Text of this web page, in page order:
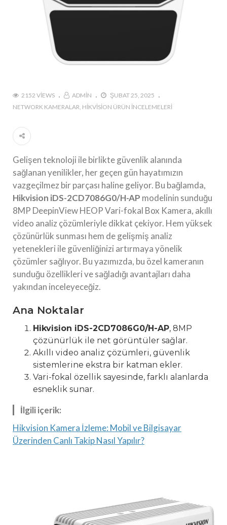
2152 VIEWS ADMIN
ŞUBAT 25, 2025
NETWORK KAMERALAR HIKVISION ÜRÜN İNCELEMELERI
Gelişen teknoloji ile birlikte güvenlik alanında
sağlanan yenilikler, her geçen gün hayatımızın
vazgeçilmez bir parçası haline geliyor. Bu bağlamda,
Hikvision iDS-2CD7086G0/H-AP modelinin sunduğu
8MP DeepinView HEOP Vari-fokal Box Kamera, akıllı
video analiz çözümleriyle dikkat çekiyor. Hem yüksek
çözünürlük sunması hem de gelişmiş analiz
yetenekleri ile güvenliğinizi artırmaya yönelik
çözümler sağlıyor. Bu yazımızda, bu özel kameranın
sunduğu özellikleri ve sağladığı avantajları daha
yakından inceleyeceğiz.
Ana Noktalar
Hikvision iDS-2CD7086G0/H-AP, 8MP
çözünürlük ile net görüntüler sağlar.
Akıllı video analiz çözümleri, güvenlik
sistemlerine ekstra bir katman ekler.
Vari-fokal özellik sayesinde, farklı alanlarda
esneklik sunar.
İlgili içerik:
Hikvision Kamera İzleme: Mobil ve Bilgisayar
Üzerinden Canlı Takip Nasıl Yapılır?